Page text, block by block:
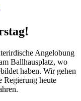
Angelobung
Ballhausplatz, wo
haben. Wir gehen
Regierung heute